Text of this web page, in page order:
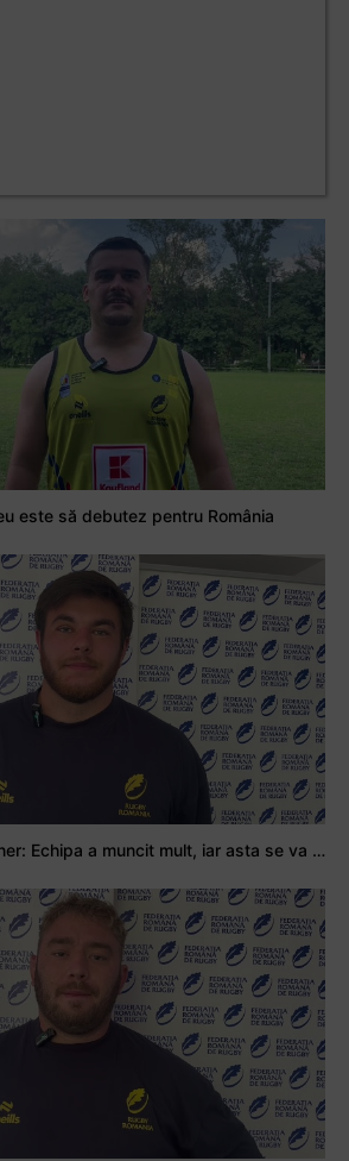
este să debutez pentru România
Stejarul Logan Weidner: Echipa a muncit mult, iar asta se va vedea în meciurile de la Nations Cup